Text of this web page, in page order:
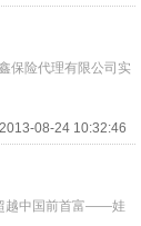
保险代理有限公司实
08-24 10:32:46
越中国前首富——娃